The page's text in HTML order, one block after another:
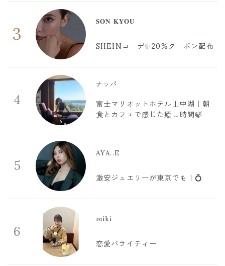
3
𝐒𝐎𝐍 𝐊𝐘𝐎𝐔
SHEINコーデ✨20%クーポン配布
4
ナッパ
富士マリオットホテル山中湖｜朝
食とカフェで感じた癒し時間🍃
5
AYA..E
激安ジュエリーが東京でも！💍
6
miki
恋愛バライティー